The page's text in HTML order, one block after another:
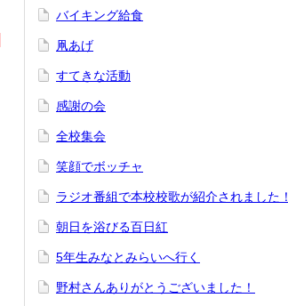
バイキング給食
凧あげ
すてきな活動
感謝の会
全校集会
笑顔でボッチャ
ラジオ番組で本校校歌が紹介されました！
朝日を浴びる百日紅
5年生みなとみらいへ行く
野村さんありがとうございました！